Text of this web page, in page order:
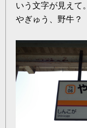
いう文字が見えて。
やぎゅう、野牛？